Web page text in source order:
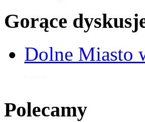
Gorące
Dolne Miasto
Polecamy